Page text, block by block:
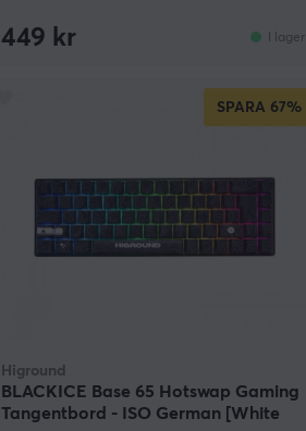
449 kr I lager
SPARA 67%
Higround
BLACKICE Base 65 Hotswap Gaming
Tangentbord - ISO German [White